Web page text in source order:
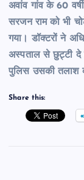
अवांव गांव के 60
सरजन राम को भी
गया। डॉक्टरों ने
अस्पताल से छुट्टी दे
पुलिस उसकी तलाश
Share this: